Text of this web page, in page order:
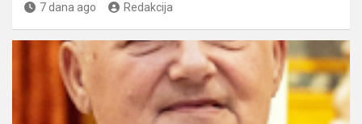
7 dana ago Redakcija